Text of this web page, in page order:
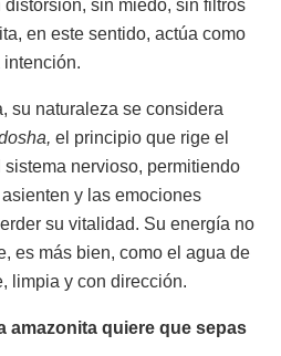
sin miedo, sin filtros
en este sentido, actúa como
su naturaleza se considera
, el principio que rige el
nervioso, permitiendo
y las emociones
su vitalidad. Su energía no
es más bien, como el agua de
limpia y con dirección.
amazonita quiere que sepas